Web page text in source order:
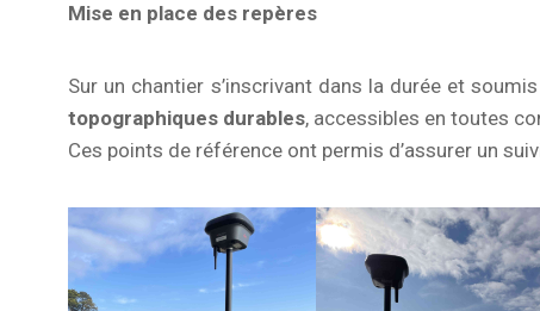
Mise en place des repères
Sur un chantier s’inscrivant dans la durée et
topographiques durables, accessibles en toutes
Ces points de référence ont permis d’assurer un